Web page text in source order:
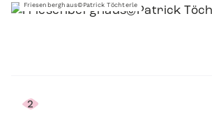
Friesenberghaus©Patrick Töchterle
2